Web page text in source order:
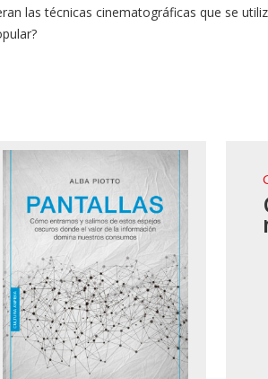
las técnicas cinematográficas que se